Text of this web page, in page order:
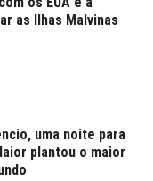
as Ilhas Malvinas
uma noite para
plantou o maior